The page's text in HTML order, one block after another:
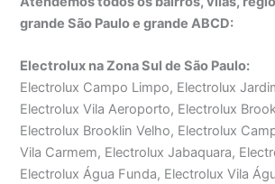
grande São Paulo e grande ABCD:
Electrolux na Zona Sul de São Paulo:
Electrolux Campo Limpo, Electrolux
Electrolux Vila Aeroporto, Electrolux
Electrolux Brooklin Velho, Electrolux
Vila Carmem, Electrolux Jabaquara,
Electrolux Água Funda, Electrolux Vila